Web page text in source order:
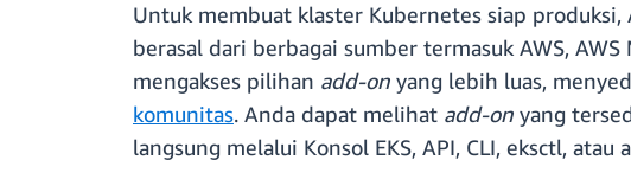
Untuk membuat klaster Kubernetes siap
berasal dari berbagai sumber termasuk AWS,
mengakses pilihan add-on yang lebih luas,
komunitas. Anda dapat melihat add-on yang
langsung melalui Konsol EKS, API, CLI, eksctl,